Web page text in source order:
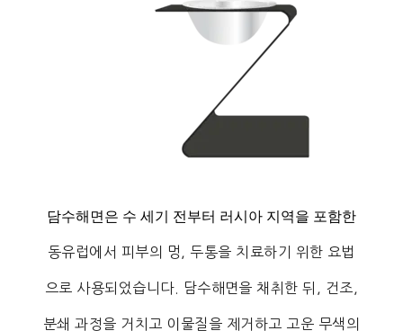
담수해면은 수 세기 전부터 러시아 지역을 포함한
동유럽에서 피부의 멍, 두통을 치료하기 위한 요법
으로 사용되었습니다. 담수해면을 채취한 뒤, 건조,
분쇄과정을 거치고 이물질을 제거하고 고운 무색의